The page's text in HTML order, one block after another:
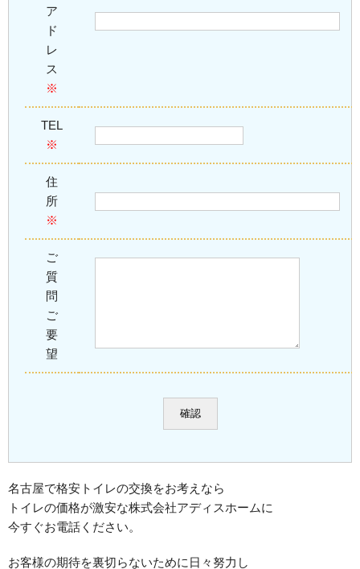
ア
ド
レ
ス
※
TEL
※
住
所
※
ご
質
問
ご
要
望
名古屋で格安トイレの交換をお考えなら
トイレの価格が激安な株式会社アディスホームに
今すぐお電話ください。
お客様の期待を裏切らないために日々努力し